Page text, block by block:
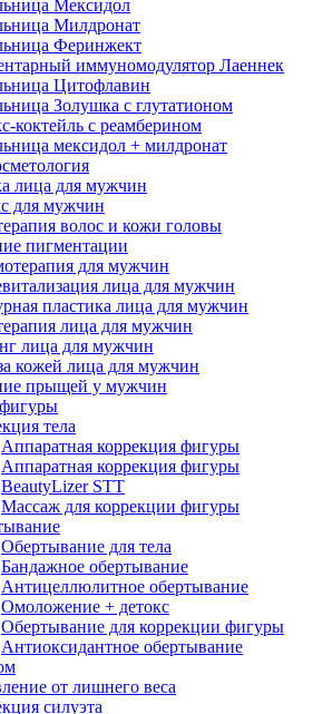
Мексидол
Милдронат
Феринжект
иммуномодулятор Лаеннек
Цитофлавин
Золушка с глутатионом
коктейль с реамберином
мексидол + милдронат
лица для мужчин
для мужчин
волос и кожи головы
пигментации
для мужчин
лица для мужчин
пластика лица для мужчин
лица для мужчин
лица для мужчин
кожей лица для мужчин
прыщей у мужчин
тела
Аппаратная коррекция фигуры
Аппаратная коррекция фигуры
BeautyLizer STT
Массаж для коррекции фигуры
Обертывание для тела
Бандажное обертывание
Антицеллюлитное обертывание
Омоложение + детокс
Обертывание для коррекции фигуры
Антиоксидантное обертывание
от лишнего веса
силуэта